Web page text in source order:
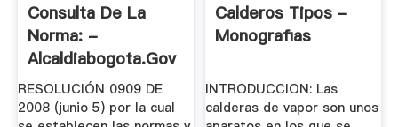
Consulta De La
Norma: -
Alcaldiabogota.gov
RESOLUCIÓN 0909 DE
2008 (junio 5) por la cual
Calderos Tipos -
Monografias
INTRODUCCION: Las
calderas de vapor son unos